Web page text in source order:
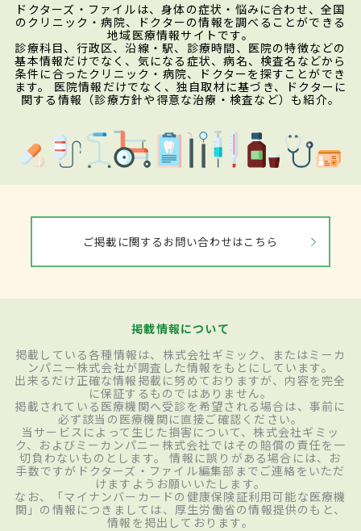
ドクターズ・ファイルは、身体の症状・悩みに合わせ、全国
のクリニック・病院、ドクターの情報を調べることができる
地域医療情報サイトです。
診療科目、行政区、沿線・駅、診療時間、医院の特徴などの
基本情報だけでなく、気になる症状、病名、検査名などから
条件に合ったクリニック・病院、ドクターを探すことができ
ます。 医院情報だけでなく、独自取材に基づき、ドクターに
関する情報（診療方針や得意な治療・検査など）も紹介。
ご掲載に関するお問い合わせはこちら
掲載情報について
掲載している各種情報は、株式会社ギミック、またはミーカ
ンパニー株式会社が調査した情報をもとにしています。
出来るだけ正確な情報掲載に努めておりますが、内容を完全
に保証するものではありません。
掲載されている医療機関へ受診を希望される場合は、事前に
必ず該当の医療機関に直接ご確認ください。
当サービスによって生じた損害について、株式会社ギミッ
ク、およびミーカンパニー株式会社ではその賠償の責任を一
切負わないものとします。 情報に誤りがある場合には、お
手数ですがドクターズ・ファイル編集部までご連絡をいただ
けますようお願いいたします。
なお、「マイナンバーカードの健康保険証利用可能な医療機
関」の情報につきましては、厚生労働省の情報提供のもと、
情報を掲出しております。